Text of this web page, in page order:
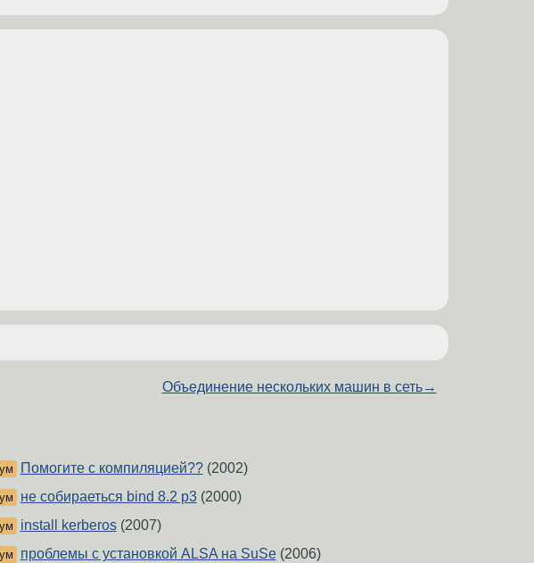
Объединение нескольких машин в сеть→
Помогите с компиляцией??(2002)
не собираеться bind 8.2 p3(2000)
install kerberos(2007)
проблемы с установкой ALSA на SuSe(2006)